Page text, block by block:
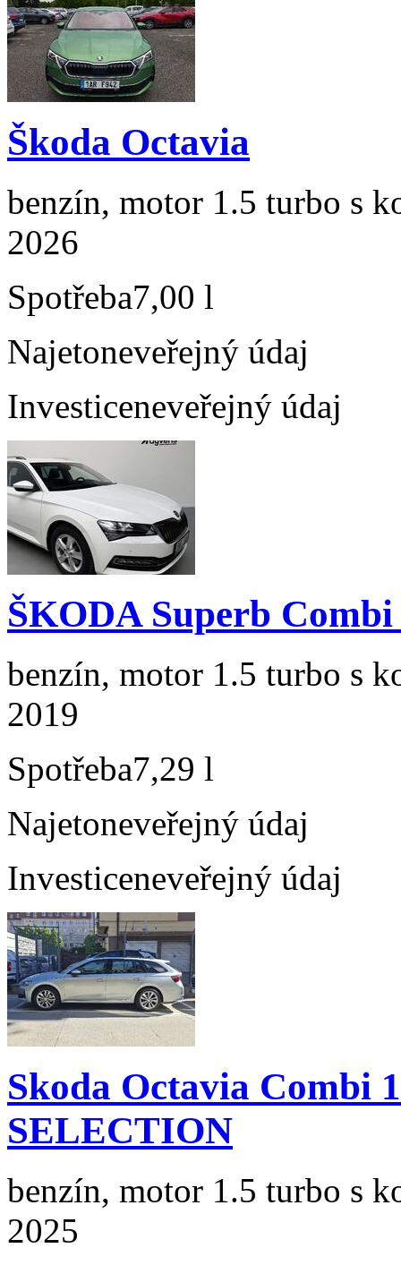
Škoda Octavia
benzín, motor 1.5 turbo s
2026
Spotřeba7,00 l
Najetoneveřejný údaj
Investiceneveřejný údaj
ŠKODA Superb
benzín, motor 1.5 turbo s
2019
Spotřeba7,29 l
Najetoneveřejný údaj
Investiceneveřejný údaj
Skoda Octavia Combi
SELECTION
benzín, motor 1.5 turbo s
2025